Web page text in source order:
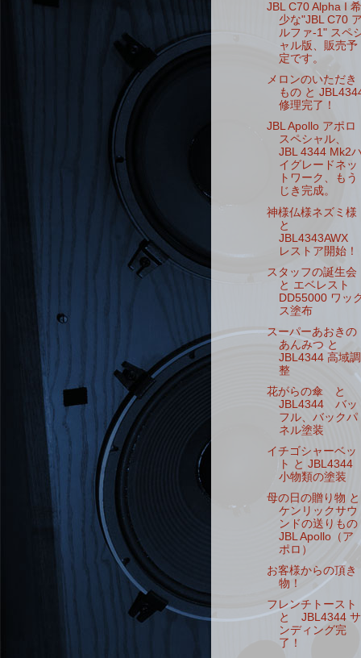
JBL C70 Alpha I 希
少な"JBL C70
ルファ-1" スペ
ャル版、販売予
定です。
メロンのいただき
もの と
修理完了！
JBL Apollo アポロ
スペシャル、
JBL 4344 Mk2
イグレードネッ
トワーク、もう
じき完成。
神様仏様ネズミ様
と
JBL4343AWX
レストア開始！
スタッフの誕生会
と エベレスト
DD55000 ワッ
ス塗布
スーパーあおきの
あんみつ と
JBL4344 高域調
整
花がらの傘 と
JBL4344 バッ
フル、バックパ
ネル塗装
イチゴシャーベッ
ト と JBL4344
小物類の塗装
母の日の贈り物 と
ケンリックサウ
ンドの送りもの
JBL Apollo（ア
ポロ）
お客様からの頂き
物！
フレンチトースト
と JBL4344 サ
ンディング完
了！